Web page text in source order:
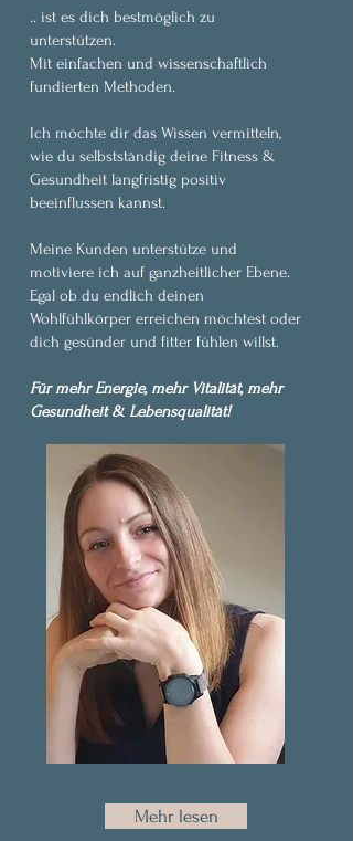
.. ist es dich bestmöglich zu
unterstützen.
Mit einfachen und wissenschaftlich
fundierten Methoden.
Ich möchte dir das Wissen vermitteln,
wie du selbstständig deine Fitness &
Gesundheit langfristig positiv
beeinflussen kannst.
Meine Kunden unterstütze und
motiviere ich auf ganzheitlicher Ebene.
Egal ob du endlich deinen
Wohlfühlkörper erreichen möchtest oder
dich gesünder und fitter fühlen willst.
Für mehr Energie, mehr Vitalität, mehr
Gesundheit & Lebensqualität!
Mehr lesen